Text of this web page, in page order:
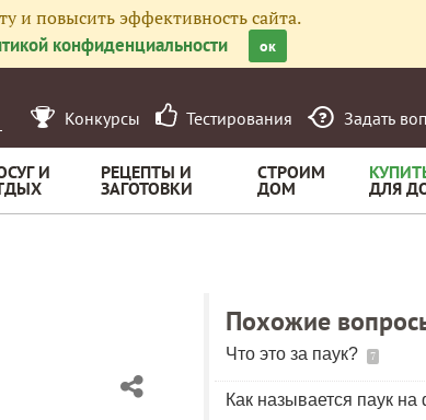
и повысить эффективность сайта.
конфиденциальности ок
Конкурсы Тестирования Задать
И РЕЦЕПТЫ И
ЗАГОТОВКИ
СТРОИМ
ДОМ ДЛЯ
Похожие
Что это за паук? 7
Как называется паук на